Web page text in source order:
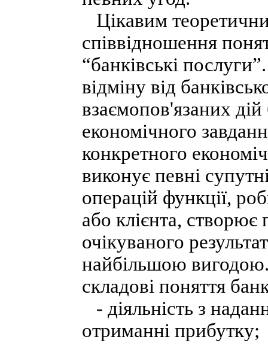
Цікавим
співвідношення
“банківські
відміну від
взаємопов'язаних
економічного
конкретного
виконує певні
операцій функції,
або клієнта,
очікуваного
найбільшою вигодою.
складові поняття
- діяльність з
отриманні прибутку;